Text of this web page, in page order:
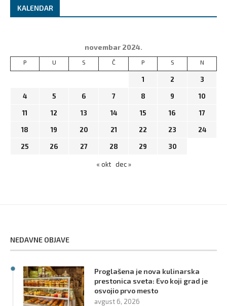
KALENDAR
novembar 2024.
P U S Č P S N
1 2 3
4 5 6 7 8 9 10
11 12 13 14 15 16 17
18 19 20 21 22 23 24
25 26 27 28 29 30
« okt dec »
NEDAVNE OBJAVE
Proglašena je nova kulinarska
prestonica sveta: Evo koji grad je
osvojio prvo mesto
avgust 6, 2026